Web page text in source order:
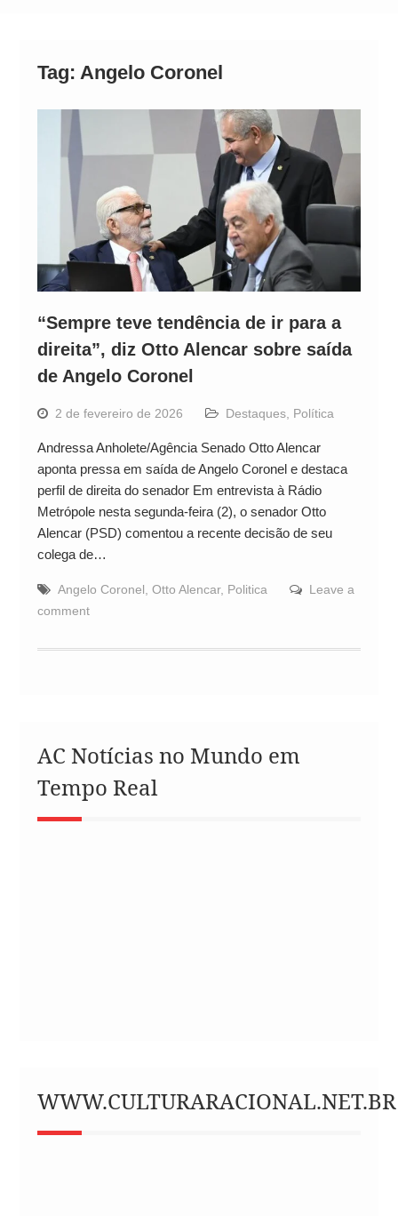
Tag: Angelo Coronel
“Sempre teve tendência de ir para a
direita”, diz Otto Alencar sobre saída
de Angelo Coronel
2 de fevereiro de 2026 Destaques, Política
Andressa Anholete/Agência Senado Otto Alencar
aponta pressa em saída de Angelo Coronel e destaca
perfil de direita do senador Em entrevista à Rádio
Metrópole nesta segunda-feira (2), o senador Otto
Alencar (PSD) comentou a recente decisão de seu
colega de…
Angelo Coronel, Otto Alencar, Politica
Leave a
comment
AC Notícias no Mundo em
Tempo Real
WWW.CULTURARACIONAL.NET.BR